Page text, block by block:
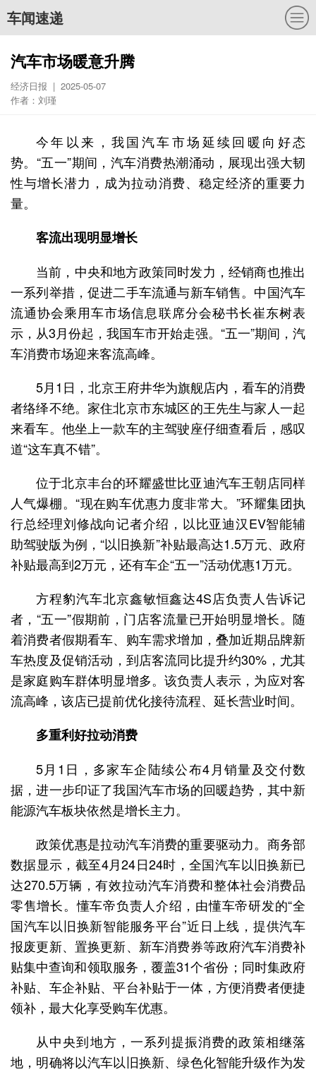
车闻速递
汽车市场暖意升腾
经济日报 | 2025-05-07
作者：刘瑾
今年以来，我国汽车市场延续回暖向好态
势。“五一”期间，汽车消费热潮涌动，展现出强大韧
性与增长潜力，成为拉动消费、稳定经济的重要力
量。
客流出现明显增长
当前，中央和地方政策同时发力，经销商也推出
一系列举措，促进二手车流通与新车销售。中国汽车
流通协会乘用车市场信息联席分会秘书长崔东树表
示，从3月份起，我国车市开始走强。“五一”期间，汽
车消费市场迎来客流高峰。
5月1日，北京王府井华为旗舰店内，看车的消费
者络绎不绝。家住北京市东城区的王先生与家人一起
来看车。他坐上一款车的主驾驶座仔细查看后，感叹
道“这车真不错”。
位于北京丰台的环耀盛世比亚迪汽车王朝店同样
人气爆棚。“现在购车优惠力度非常大。”环耀集团执
行总经理刘修战向记者介绍，以比亚迪汉EV智能辅
助驾驶版为例，“以旧换新”补贴最高达1.5万元、政府
补贴最高到2万元，还有车企“五一”活动优惠1万元。
方程豹汽车北京鑫敏恒鑫达4S店负责人告诉记
者，“五一”假期前，门店客流量已开始明显增长。随
着消费者假期看车、购车需求增加，叠加近期品牌新
车热度及促销活动，到店客流同比提升约30%，尤其
是家庭购车群体明显增多。该负责人表示，为应对客
流高峰，该店已提前优化接待流程、延长营业时间。
多重利好拉动消费
5月1日，多家车企陆续公布4月销量及交付数
据，进一步印证了我国汽车市场的回暖趋势，其中新
能源汽车板块依然是增长主力。
政策优惠是拉动汽车消费的重要驱动力。商务部
数据显示，截至4月24日24时，全国汽车以旧换新已
达270.5万辆，有效拉动汽车消费和整体社会消费品
零售增长。懂车帝负责人介绍，由懂车帝研发的“全
国汽车以旧换新智能服务平台”近日上线，提供汽车
报废更新、置换更新、新车消费券等政府汽车消费补
贴集中查询和领取服务，覆盖31个省份；同时集政府
补贴、车企补贴、平台补贴于一体，方便消费者便捷
领补，最大化享受购车优惠。
从中央到地方，一系列提振消费的政策相继落
地，明确将以汽车以旧换新、绿色化智能升级作为发